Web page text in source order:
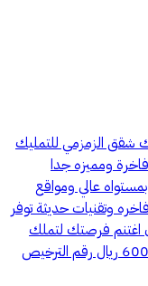
شقق الزمزمي للتمليك
ومميزه جدا
رقي جدا وبمستواه عالي ومواقع
وتقنيات حديثة توفر
اغتنم فرصتك لتملك
شقة العمر في مكه المكرمة واسعارنا تبداء 600000 ريال رقم الترخيص